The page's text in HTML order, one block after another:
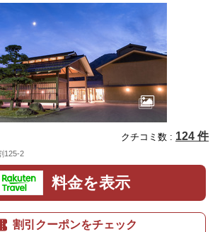
クチコミ数 : 124 件
125-2
料金を表示
割引クーポンをチェック